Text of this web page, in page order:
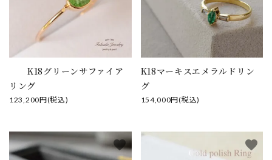
K18グリーンサファイア
リング
123,200円(税込)
K18マーキスエメラルドリン
グ
154,000円(税込)
favorite favorite
キーワード
カテゴリー
close